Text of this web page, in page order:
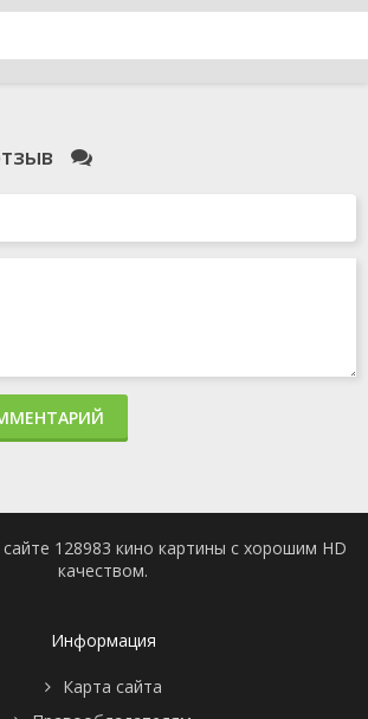
128983 кино картины с хорошим HD
качеством.
Информация
Карта сайта